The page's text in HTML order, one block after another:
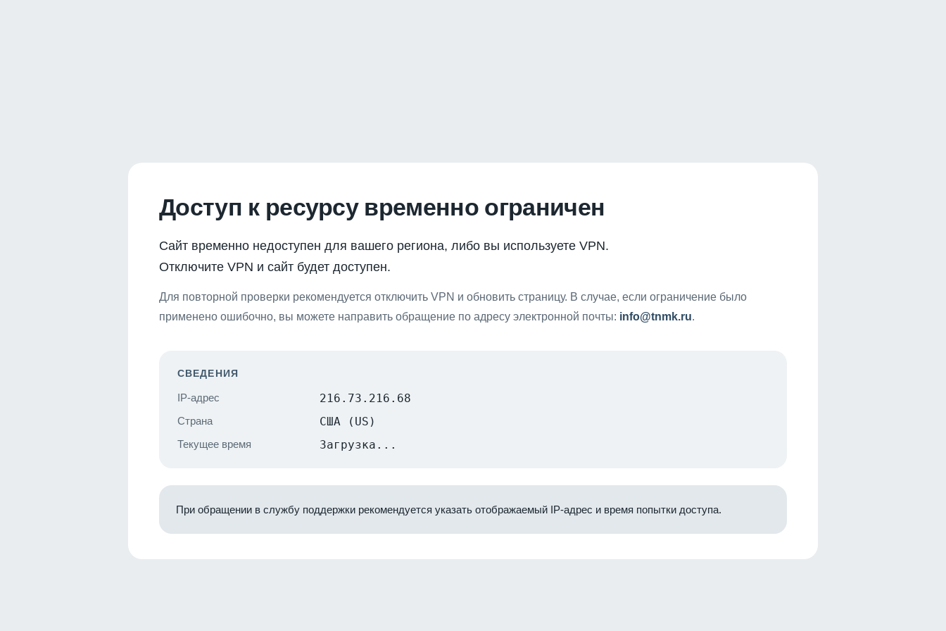
Доступ к ресурсу временно ограничен
Сайт временно недоступен для вашего региона, либо вы используете VPN.
Отключите VPN и сайт будет доступен.
Для повторной проверки рекомендуется отключить VPN и обновить страницу. В случае, если ограничение было
применено ошибочно, вы можете направить обращение по адресу электронной почты: info@tnmk.ru.
СВЕДЕНИЯ
IP-адрес 216.73.216.68
Страна США (US)
Текущее время Загрузка...
При обращении в службу поддержки рекомендуется указать отображаемый IP-адрес и время попытки доступа.